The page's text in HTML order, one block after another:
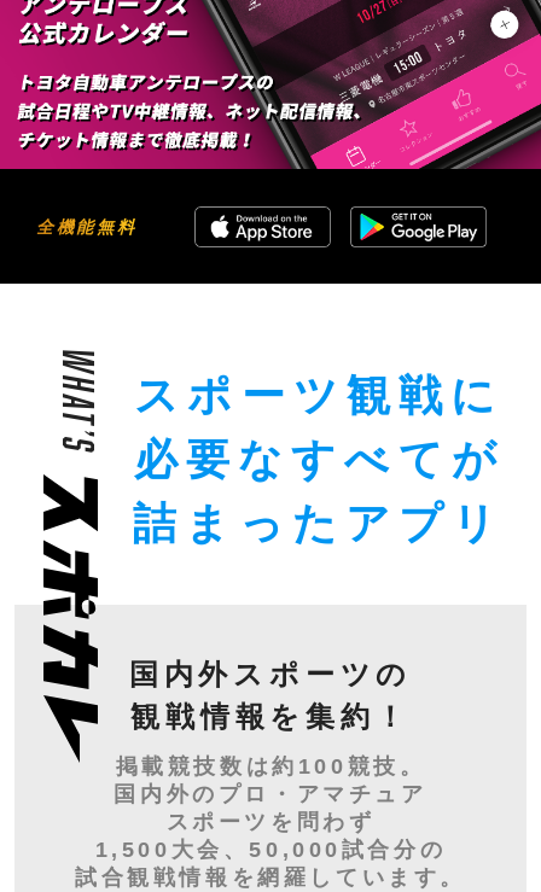
全機能無料
スポーツ観戦に
必要なすべてが
詰まったアプリ
WHAT’S
国内外スポーツの
観戦情報を集約！
掲載競技数は約100競技。
国内外のプロ・アマチュア
スポーツを問わず
1,500大会、50,000試合分の
試合観戦情報を網羅しています。